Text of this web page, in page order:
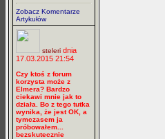
Zobacz Komentarze
Artykułów
steleri dnia
17.03.2015 21:54
Czy ktoś z forum
korzysta może z
Elmera? Bardzo
ciekawi mnie jak to
działa. Bo z tego tutka
wynika, że jest OK, a
tymczasem ja
próbowałem...
bezskutecznie